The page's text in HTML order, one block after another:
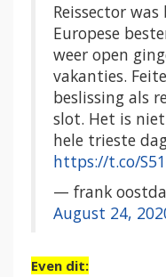
Reissector
Europese
weer open
vakanties.
beslissing als
slot. Het is
hele trieste
https://t.co/
— frank
August 24,
Even dit: